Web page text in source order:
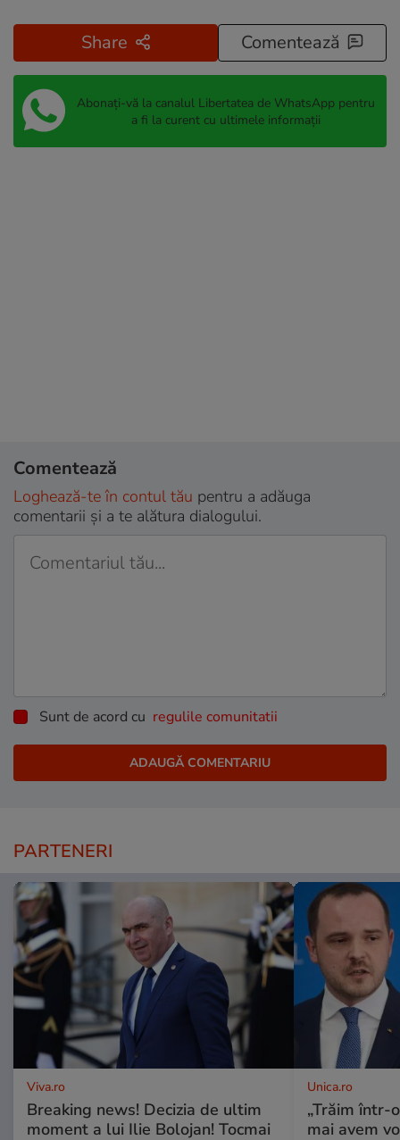
Share Comentează
Abonați-vă la canalul Libertatea de WhatsApp pentru
a fi la curent cu ultimele informații
Comentează
Loghează-te în contul tău pentru a adăuga
comentarii și a te alătura dialogului.
Sunt de acord cu regulile comunitatii
PARTENERI
Viva.ro
Breaking news! Decizia de ultim
moment a lui Ilie Bolojan! Tocmai
Unica.ro
„Trăim într-
mai avem